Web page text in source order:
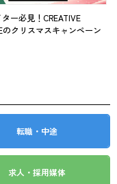
ー必見！CREATIVE
のクリスマスキャンペーン
転職・中途
求人・採用媒体